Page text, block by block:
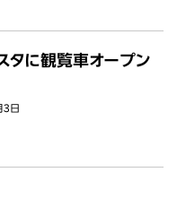
3日
タに観覧車オープン